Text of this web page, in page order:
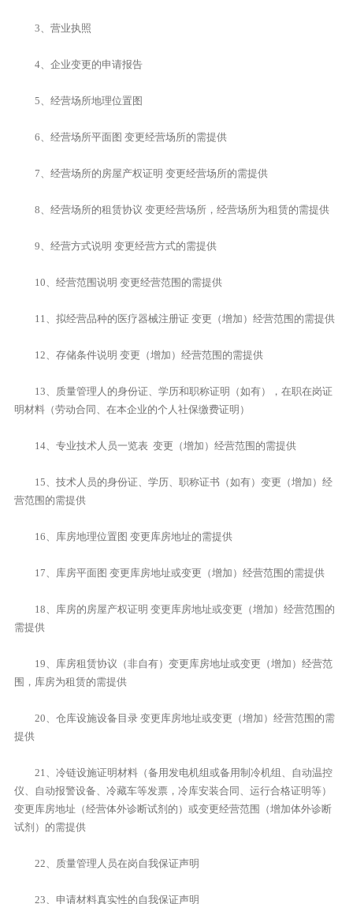
3、营业执照
4、企业变更的申请报告
5、经营场所地理位置图
6、经营场所平面图 变更经营场所的需提供
7、经营场所的房屋产权证明 变更经营场所的需提供
8、经营场所的租赁协议 变更经营场所，经营场所为租赁的需提供
9、经营方式说明 变更经营方式的需提供
10、经营范围说明 变更经营范围的需提供
11、拟经营品种的医疗器械注册证 变更（增加）经营范围的需提供
12、存储条件说明 变更（增加）经营范围的需提供
13、质量管理人的身份证、学历和职称证明（如有），在职在岗证
明材料（劳动合同、在本企业的个人社保缴费证明）
14、专业技术人员一览表 变更（增加）经营范围的需提供
15、技术人员的身份证、学历、职称证书（如有）变更（增加）经
营范围的需提供
16、库房地理位置图 变更库房地址的需提供
17、库房平面图 变更库房地址或变更（增加）经营范围的需提供
18、库房的房屋产权证明 变更库房地址或变更（增加）经营范围的
需提供
19、库房租赁协议（非自有）变更库房地址或变更（增加）经营范
围，库房为租赁的需提供
20、仓库设施设备目录 变更库房地址或变更（增加）经营范围的需
提供
21、冷链设施证明材料（备用发电机组或备用制冷机组、自动温控
仪、自动报警设备、冷藏车等发票，冷库安装合同、运行合格证明等）
变更库房地址（经营体外诊断试剂的）或变更经营范围（增加体外诊断
试剂）的需提供
22、质量管理人员在岗自我保证声明
23、申请材料真实性的自我保证声明